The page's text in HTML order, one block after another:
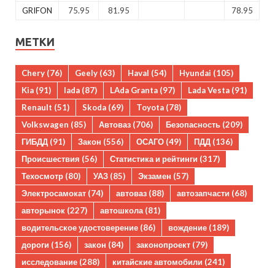
GRIFON
75.95 81.95 78.95
МЕТКИ
Chery (76) Geely (63) Haval (54) Hyundai (105)
Kia (91) lada (87) LAda Granta (97) Lada Vesta (91)
Renault (51) Skoda (69) Toyota (78)
Volkswagen (85) Автоваз (706) Безопасность (209)
ГИБДД (91) Закон (556) ОСАГО (49) ПДД (136)
Происшествия (56) Статистика и рейтинги (317)
Техосмотр (80) УАЗ (85) Экзамен (57)
Электросамокат (74) автоваз (88) автозапчасти (68)
авторынок (227) автошкола(81)
водительское удостоверение (86) вождение (189)
дороги (156) закон (84) законопроект (79)
исследование (288) китайские автомобили (241)